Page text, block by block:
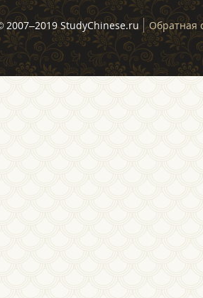
2007–2019 StudyChinese.ru Обратная